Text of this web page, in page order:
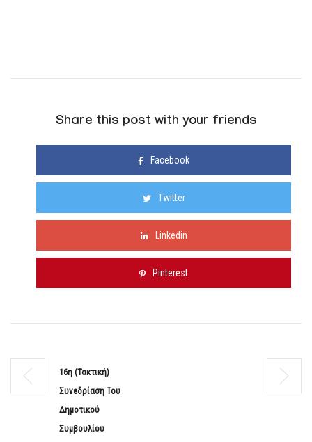
Share this post with your friends
Facebook
Twitter
Linkedin
Pinterest
16η (Τακτική)
Συνεδρίαση Του
Δημοτικού
Συμβουλίου